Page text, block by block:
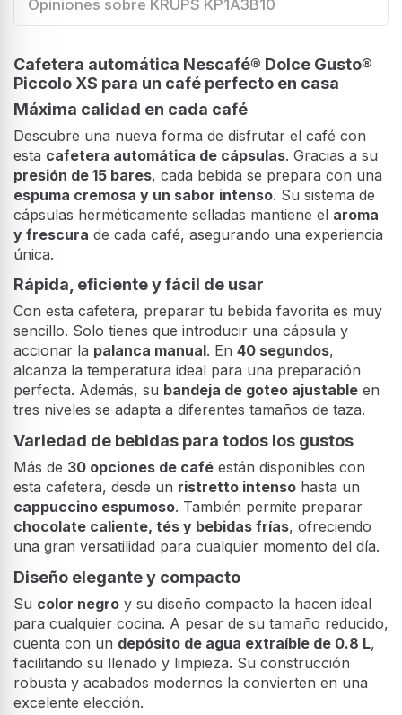
Opiniones sobre KRUPS KP1A3B10
Cafetera automática Nescafé® Dolce Gusto®
Piccolo XS para un café perfecto en casa
Máxima calidad en cada café
Descubre una nueva forma de disfrutar el café con
esta cafetera automática de cápsulas. Gracias a su
presión de 15 bares, cada bebida se prepara con una
espuma cremosa y un sabor intenso. Su sistema de
cápsulas herméticamente selladas mantiene el aroma
y frescura de cada café, asegurando una experiencia
única.
Rápida, eficiente y fácil de usar
Con esta cafetera, preparar tu bebida favorita es muy
sencillo. Solo tienes que introducir una cápsula y
accionar la palanca manual. En 40 segundos,
alcanza la temperatura ideal para una preparación
perfecta. Además, su bandeja de goteo ajustable en
tres niveles se adapta a diferentes tamaños de taza.
Variedad de bebidas para todos los gustos
Más de 30 opciones de café están disponibles con
esta cafetera, desde un ristretto intenso hasta un
cappuccino espumoso. También permite preparar
chocolate caliente, tés y bebidas frías, ofreciendo
una gran versatilidad para cualquier momento del día.
Diseño elegante y compacto
Su color negro y su diseño compacto la hacen ideal
para cualquier cocina. A pesar de su tamaño reducido,
cuenta con un depósito de agua extraíble de 0.8 L,
facilitando su llenado y limpieza. Su construcción
robusta y acabados modernos la convierten en una
excelente elección.